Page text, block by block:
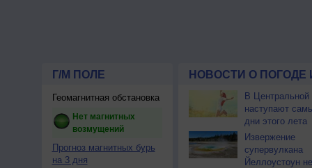
Г/М ПОЛЕ
Геомагнитная обстановка
Нет магнитных
возмущений
Прогноз магнитных бурь
на 3 дня
НОВОСТИ О ПОГОДЕ
В Центральной
наступают
дни этого лета
Извержение
супервулкана
Йеллоустоун